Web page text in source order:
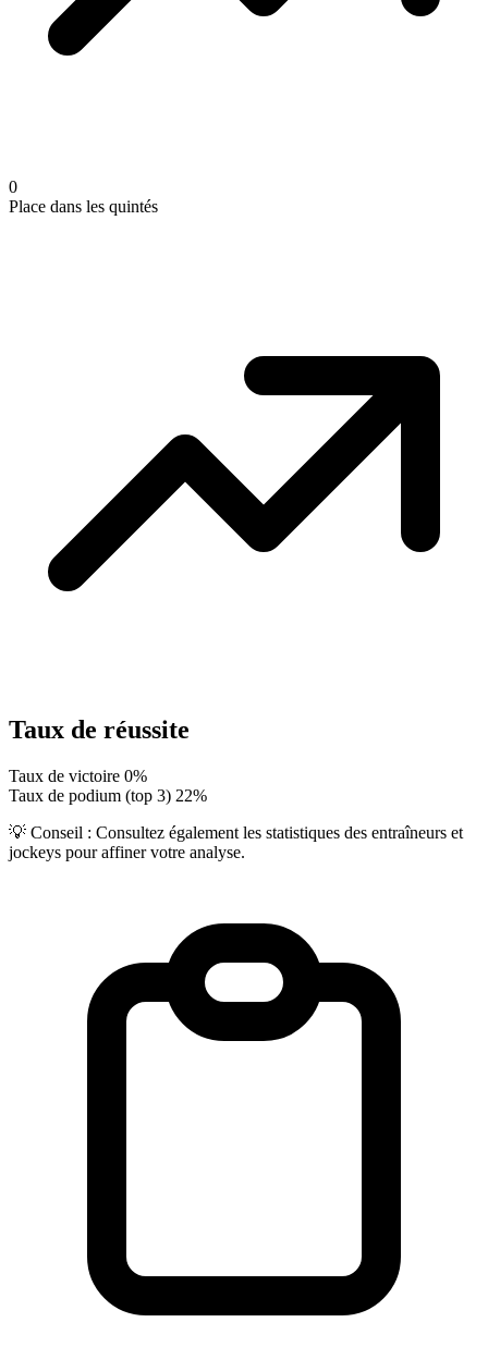
0
Place dans les quintés
Taux de réussite
Taux de victoire 0%
Taux de podium (top 3) 22%
💡 Conseil : Consultez également les statistiques des entraîneurs et
jockeys pour affiner votre analyse.